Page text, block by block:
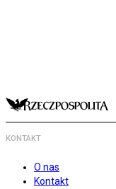
KONTAKT
O nas
Kontakt